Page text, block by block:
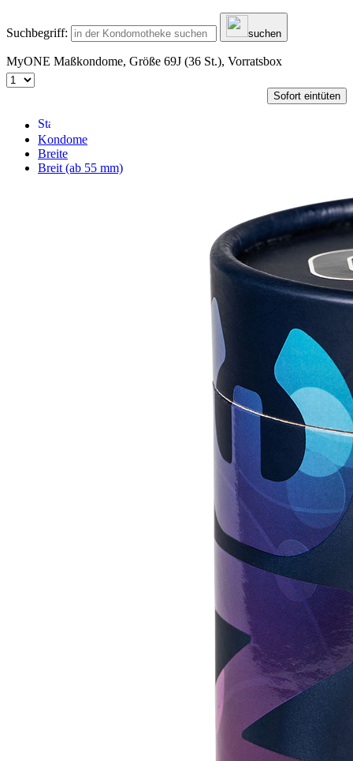
Suchbegriff: suchen
MyONE Maßkondome, Größe 69J (36 St.), Vorratsbox
Sofort eintüten
Kondome
Breite
Breit (ab 55 mm)